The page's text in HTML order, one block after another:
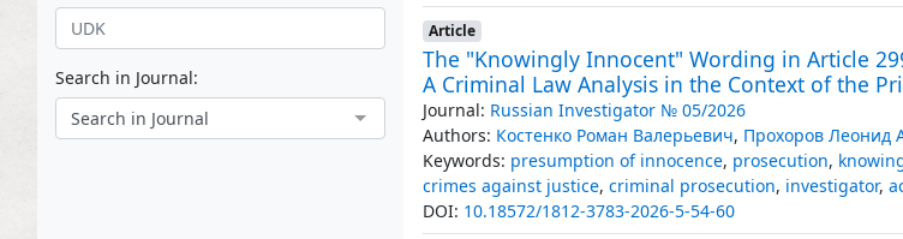
Search in Journal:
Search in Journal
Article
The "Knowingly Innocent" Wording in Article
A Criminal Law Analysis in the Context of the
Journal: Russian Investigator № 05/2026
Authors: Костенко Роман Валерьевич, Прохоров Леонид
Keywords: presumption of innocence, prosecution,
crimes against justice, criminal prosecution, investigator,
DOI: 10.18572/1812-3783-2026-5-54-60